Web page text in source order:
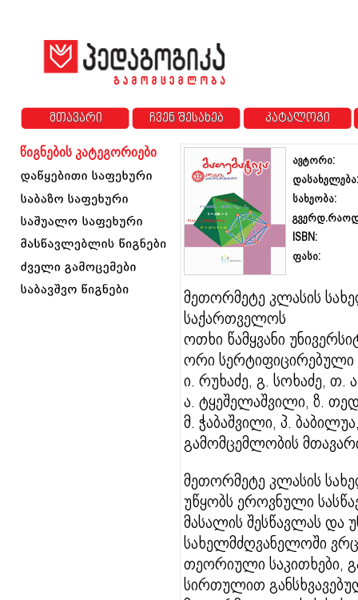
მთავარი ჩვენ შესახებ კატალოგი
წიგნების კატეგორიები
ავტორი:
დასახელება:
სახეობა:
ISBN:
ფასი:
მეთორმეტე კლასის
საქართველოს
ოთხი წამყვანი
ორი სერტიფიცირებული
ი. რუხაძე, გ. სოხაძე, თ.
ა. ტყეშელაშვილი, ზ.
მ. ჭაბაშვილი, პ.
გამომცემლობის
მეთორმეტე კლასის
უწყობს ეროვნული
მასალის შესწავლას და
სახელმძღვანელოში
თეორიული საკითხები,
სირთულით